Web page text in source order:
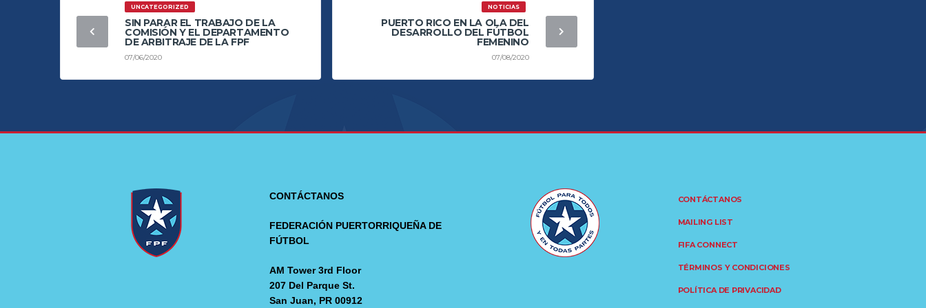
UNCATEGORIZED
SIN PARAR EL TRABAJO DE LA
COMISIÓN Y EL DEPARTAMENTO
DE ARBITRAJE DE LA FPF
07/06/2020
NOTICIAS
PUERTO RICO EN LA OLA DEL
DESARROLLO DEL FÚTBOL
FEMENINO
07/08/2020
CONTÁCTANOS
FEDERACIÓN PUERTORRIQUEÑA DE
FÚTBOL
AM Tower 3rd Floor
207 Del Parque St.
San Juan, PR 00912
CONTÁCTANOS
MAILING LIST
FIFA CONNECT
TÉRMINOS Y CONDICIONES
POLÍTICA DE PRIVACIDAD